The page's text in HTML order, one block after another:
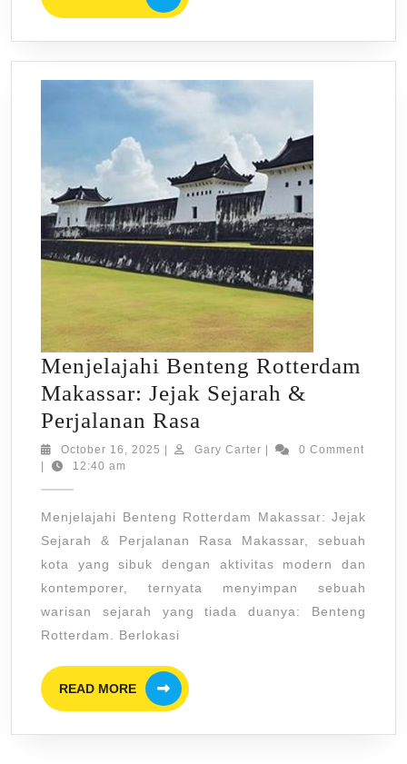
Gunungkidul!
MORE
Menjelajahi Benteng Rotterdam
Makassar: Jejak Sejarah &
Perjalanan Rasa
Benteng
Jejak
Sejarah
&
Perjalanan
October 16, 2025 OctoberGary Carter Gary
0 Comment
12:40 am
Menjelajahi Benteng Rotterdam Makassar: Jejak
Sejarah & Perjalanan Rasa Makassar, sebuah
kota yang sibuk dengan aktivitas modern dan
kontemporer, ternyata menyimpan sebuah
warisan sejarah yang tiada duanya: Benteng
Rotterdam. Berlokasi
READ MORE
READ
MORE